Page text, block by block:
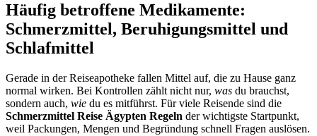
Häufig betroffene Medikamente:
Schmerzmittel, Beruhigungsmittel und
Schlafmittel
Gerade in der Reiseapotheke fallen Mittel auf, die zu Hause ganz
normal wirken. Bei Kontrollen zählt nicht nur, was du brauchst,
sondern auch, wie du es mitführst. Für viele Reisende sind die
Schmerzmittel Reise Ägypten Regeln der wichtigste Startpunkt,
weil Packungen, Mengen und Begründung schnell Fragen auslösen.